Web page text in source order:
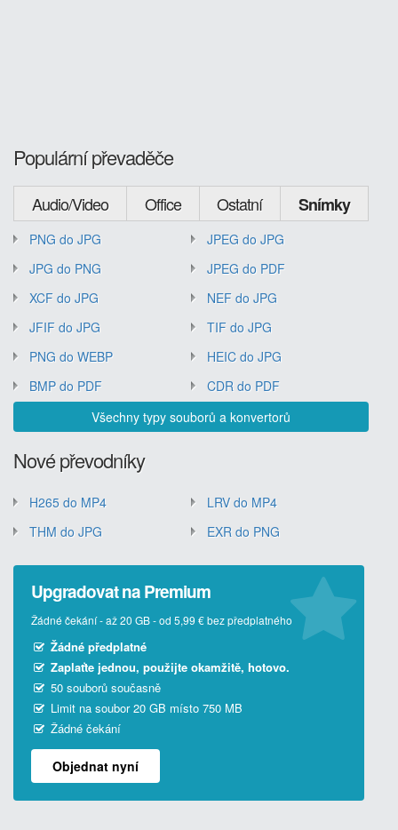
Populární převaděče
Audio/Video Office Ostatní Snímky
PNG do JPG
JPEG do JPG
JPG do PNG
JPEG do PDF
XCF do JPG
NEF do JPG
JFIF do JPG
TIF do JPG
PNG do WEBP
HEIC do JPG
BMP do PDF
CDR do PDF
Všechny typy souborů a konvertorů
Nové převodníky
H265 do MP4
LRV do MP4
THM do JPG
EXR do PNG
Upgradovat na Premium
Žádné čekání - až 20 GB - od 5,99 € bez předplatného
Žádné předplatné
Zaplaťte jednou, použijte okamžitě, hotovo.
50 souborů současně
Limit na soubor 20 GB místo 750 MB
Žádné čekání
Objednat nyní